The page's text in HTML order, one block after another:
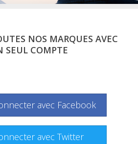
NOS MARQUES AVEC
SEUL COMPTE
avec Facebook
avec Twitter